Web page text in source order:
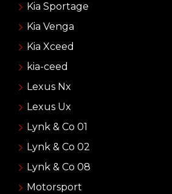
Kia Sportage
Kia Venga
Kia Xceed
kia-ceed
Lexus Nx
Lexus Ux
Lynk & Co 01
Lynk & Co 02
Lynk & Co 08
Motorsport